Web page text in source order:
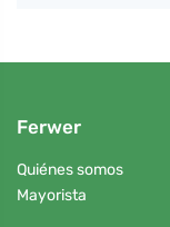
Ferwer
Quiénes somos
Mayorista